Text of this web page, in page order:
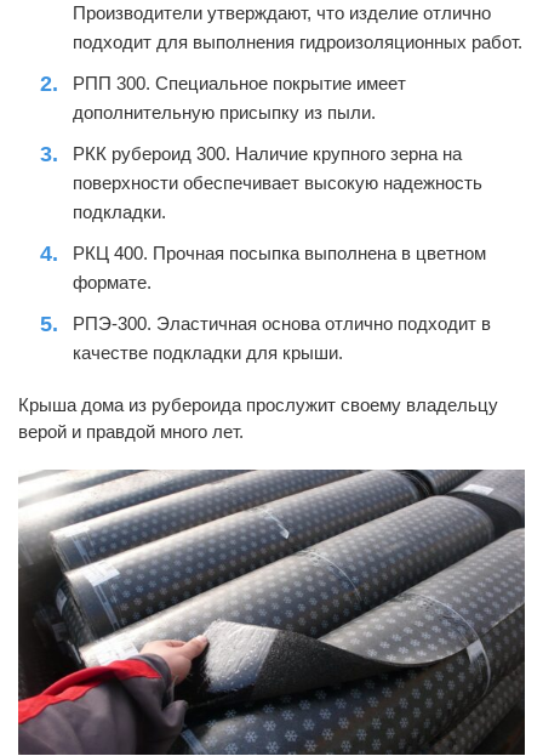
Производители утверждают, что изделие отлично
подходит для выполнения гидроизоляционных работ.
РПП 300. Специальное покрытие имеет
дополнительную присыпку из пыли.
РКК рубероид 300. Наличие крупного зерна на
поверхности обеспечивает высокую надежность
подкладки.
РКЦ 400. Прочная посыпка выполнена в цветном
формате.
РПЭ-300. Эластичная основа отлично подходит в
качестве подкладки для крыши.
Крыша дома из рубероида прослужит своему владельцу
верой и правдой много лет.